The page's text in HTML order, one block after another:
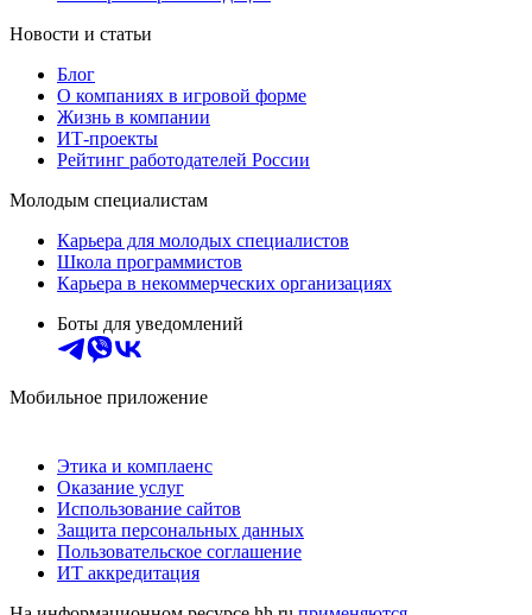
Новости и статьи
Блог
О компаниях в игровой форме
Жизнь в компании
ИТ-проекты
Рейтинг работодателей России
Молодым специалистам
Карьера для молодых специалистов
Школа программистов
Карьера в некоммерческих организациях
Боты для уведомлений
Мобильное приложение
Этика и комплаенс
Оказание услуг
Использование сайтов
Защита персональных данных
Пользовательское соглашение
ИТ аккредитация